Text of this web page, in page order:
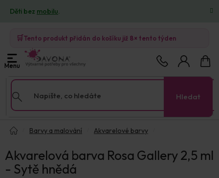
obsah
Děti bez mobilu.
🛒Tento produkt přidán do košíku již 8× tento týden
Hledat
košík
Barvy a malování
Akvarelové barvy
Akvarelová barva Rosa Gallery 2,5 ml
- Sytě hnědá